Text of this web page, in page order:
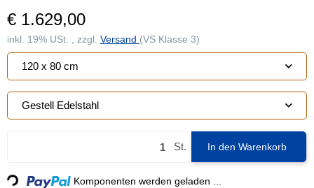
€ 1.629,00
inkl. 19% USt. , zzgl. Versand (VS Klasse 3)
120 x 80 cm
Gestell Edelstahl
St. In den Warenkorb
Loading... Komponenten werden geladen ...